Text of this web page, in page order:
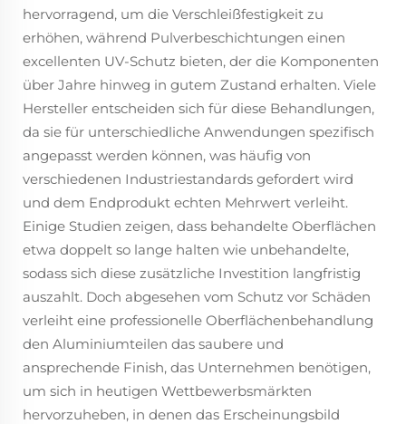
hervorragend, um die Verschleißfestigkeit zu
erhöhen, während Pulverbeschichtungen einen
excellenten UV-Schutz bieten, der die Komponenten
über Jahre hinweg in gutem Zustand erhalten. Viele
Hersteller entscheiden sich für diese Behandlungen,
da sie für unterschiedliche Anwendungen spezifisch
angepasst werden können, was häufig von
verschiedenen Industriestandards gefordert wird
und dem Endprodukt echten Mehrwert verleiht.
Einige Studien zeigen, dass behandelte Oberflächen
etwa doppelt so lange halten wie unbehandelte,
sodass sich diese zusätzliche Investition langfristig
auszahlt. Doch abgesehen vom Schutz vor Schäden
verleiht eine professionelle Oberflächenbehandlung
den Aluminiumteilen das saubere und
ansprechende Finish, das Unternehmen benötigen,
um sich in heutigen Wettbewerbsmärkten
hervorzuheben, in denen das Erscheinungsbild